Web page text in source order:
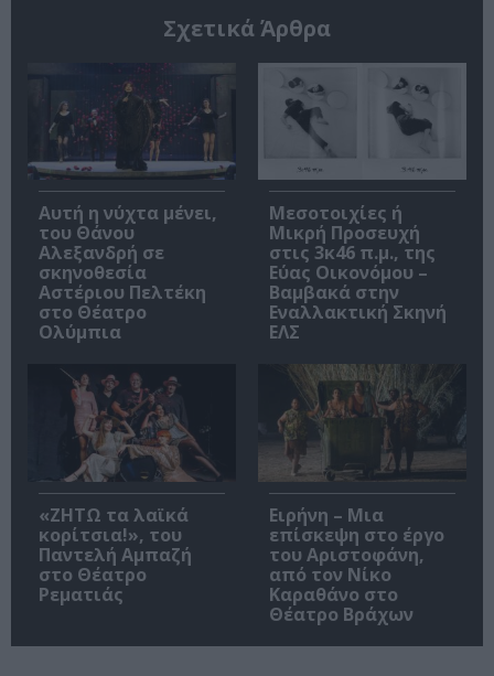
Σχετικά Άρθρα
Αυτή η νύχτα μένει,
του Θάνου
Αλεξανδρή σε
σκηνοθεσία
Αστέριου Πελτέκη
στο Θέατρο
Ολύμπια
Μεσοτοιχίες ή
Μικρή Προσευχή
στις 3κ46 π.μ., της
Εύας Οικονόμου –
Βαμβακά στην
Εναλλακτική Σκηνή
ΕΛΣ
«ΖΗΤΩ τα λαϊκά
κορίτσια!», του
Παντελή Αμπαζή
στο Θέατρο
Ρεματιάς
Ειρήνη – Μια
επίσκεψη στο έργο
του Αριστοφάνη,
από τον Νίκο
Καραθάνο στο
Θέατρο Βράχων